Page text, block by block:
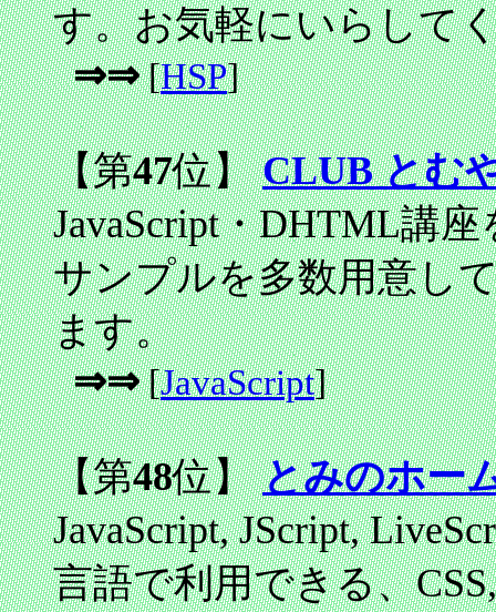
す。お気軽にいらして
⇒⇒[HSP]
【第47位】CLUB とむ
JavaScript・DHTML講
サンプルを多数用意し
ます。
⇒⇒[JavaScript]
【第48位】とみのホー
JavaScript, JScript,
言語で利用できる、